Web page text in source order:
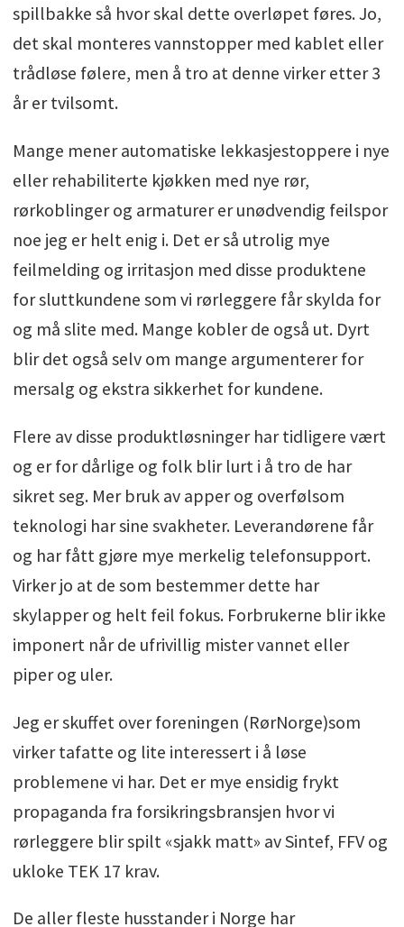
spillbakke så hvor skal dette overløpet føres. Jo,
det skal monteres vannstopper med kablet eller
trådløse følere, men å tro at denne virker etter 3
år er tvilsomt.
Mange mener automatiske lekkasjestoppere i nye
eller rehabiliterte kjøkken med nye rør,
rørkoblinger og armaturer er unødvendig feilspor
noe jeg er helt enig i. Det er så utrolig mye
feilmelding og irritasjon med disse produktene
for sluttkundene som vi rørleggere får skylda for
og må slite med. Mange kobler de også ut. Dyrt
blir det også selv om mange argumenterer for
mersalg og ekstra sikkerhet for kundene.
Flere av disse produktløsninger har tidligere vært
og er for dårlige og folk blir lurt i å tro de har
sikret seg. Mer bruk av apper og overfølsom
teknologi har sine svakheter. Leverandørene får
og har fått gjøre mye merkelig telefonsupport.
Virker jo at de som bestemmer dette har
skylapper og helt feil fokus. Forbrukerne blir ikke
imponert når de ufrivillig mister vannet eller
piper og uler.
Jeg er skuffet over foreningen (RørNorge)som
virker tafatte og lite interessert i å løse
problemene vi har. Det er mye ensidig frykt
propaganda fra forsikringsbransjen hvor vi
rørleggere blir spilt «sjakk matt» av Sintef, FFV og
ukloke TEK 17 krav.
De aller fleste husstander i Norge har